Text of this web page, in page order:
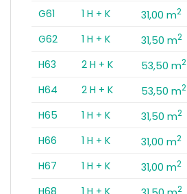
G61
1 H + K 31,00 m2
G62
1 H + K 31,50 m2
H63
2 H + K 53,50 m2
H64
2 H + K 53,50 m2
H65
1 H + K 31,50 m2
H66
1 H + K 31,00 m2
H67
1 H + K 31,00 m2
H68
1 H + K 2